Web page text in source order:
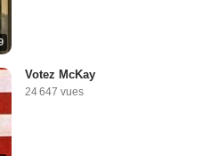
Votez McKay
24 647 vues